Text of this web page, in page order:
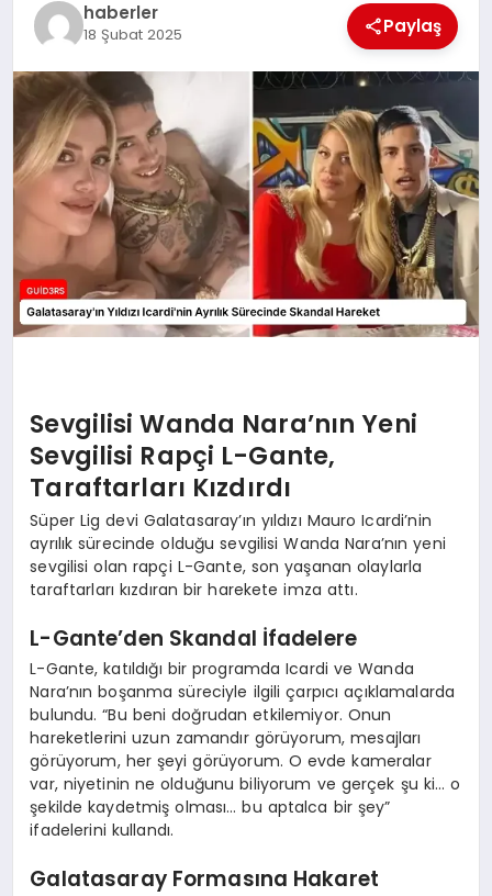
haberler
18 Şubat 2025 Paylaş
Sevgilisi Wanda Nara’nın Yeni
Sevgilisi Rapçi L-Gante,
Taraftarları Kızdırdı
Süper Lig devi Galatasaray’ın yıldızı Mauro Icardi’nin
ayrılık sürecinde olduğu sevgilisi Wanda Nara’nın yeni
sevgilisi olan rapçi L-Gante, son yaşanan olaylarla
taraftarları kızdıran bir harekete imza attı.
L-Gante’den Skandal İfadelere
L-Gante, katıldığı bir programda Icardi ve Wanda
Nara’nın boşanma süreciyle ilgili çarpıcı açıklamalarda
bulundu. “Bu beni doğrudan etkilemiyor. Onun
hareketlerini uzun zamandır görüyorum, mesajları
görüyorum, her şeyi görüyorum. O evde kameralar
var, niyetinin ne olduğunu biliyorum ve gerçek şu ki… o
şekilde kaydetmiş olması… bu aptalca bir şey”
ifadelerini kullandı.
Galatasaray Formasına Hakaret